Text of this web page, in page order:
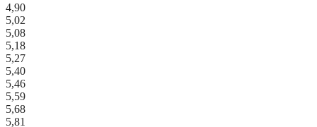
4,90
5,02
5,08
5,18
5,27
5,40
5,46
5,59
5,68
5,81